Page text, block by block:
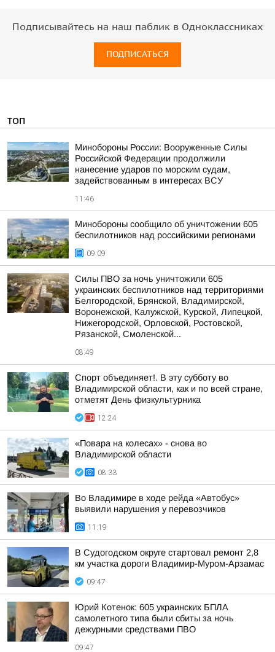
Подписывайтесь на наш паблик в Одноклассниках
ПОДПИСАТЬСЯ
ТОП
Минобороны России: Вооруженные Силы
Российской Федерации продолжили
нанесение ударов по морским судам,
задействованным в интересах ВСУ
11:46
Минобороны сообщило об уничтожении 605
беспилотников над российскими регионами
09:09
Силы ПВО за ночь уничтожили 605
украинских беспилотников над территориями
Белгородской, Брянской, Владимирской,
Воронежской, Калужской, Курской, Липецкой,
Нижегородской, Орловской, Ростовской,
Рязанской, Смоленской...
08:49
Спорт объединяет!. В эту субботу во
Владимирской области, как и по всей стране,
отметят День физкультурника
12:24
«Повара на колесах» - снова во
Владимирской области
08:33
Во Владимире в ходе рейда «Автобус»
выявили нарушения у перевозчиков
11:19
В Судогодском округе стартовал ремонт 2,8
км участка дороги Владимир-Муром-Арзамас
09:47
Юрий Котенок: 605 украинских БПЛА
самолетного типа были сбиты за ночь
дежурными средствами ПВО
09:47